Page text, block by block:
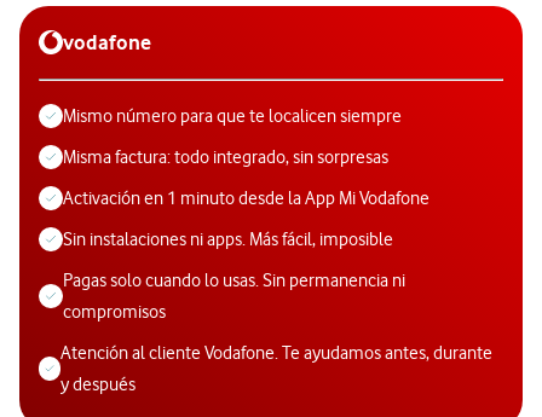
vodafone
Mismo número para que te localicen siempre
Misma factura: todo integrado, sin sorpresas
Activación en 1 minuto desde la App Mi Vodafone
Sin instalaciones ni apps. Más fácil, imposible
Pagas solo cuando lo usas. Sin permanencia ni
compromisos
Atención al cliente Vodafone. Te ayudamos antes, durante
y después